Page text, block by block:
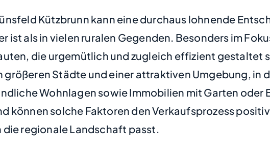
Kützbrunn kann eine durchaus lohnende
ist als in vielen ruralen Gegenden. Besonders im
die urgemütlich und zugleich effizient gestaltet
Städte und einer attraktiven Umgebung, in
Wohnlagen sowie Immobilien mit Garten
können solche Faktoren den Verkaufsprozess
regionale Landschaft passt.